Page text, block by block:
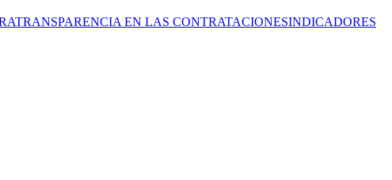
TRANSPARENCIA EN LAS CONTRATACIONESINDICADORES